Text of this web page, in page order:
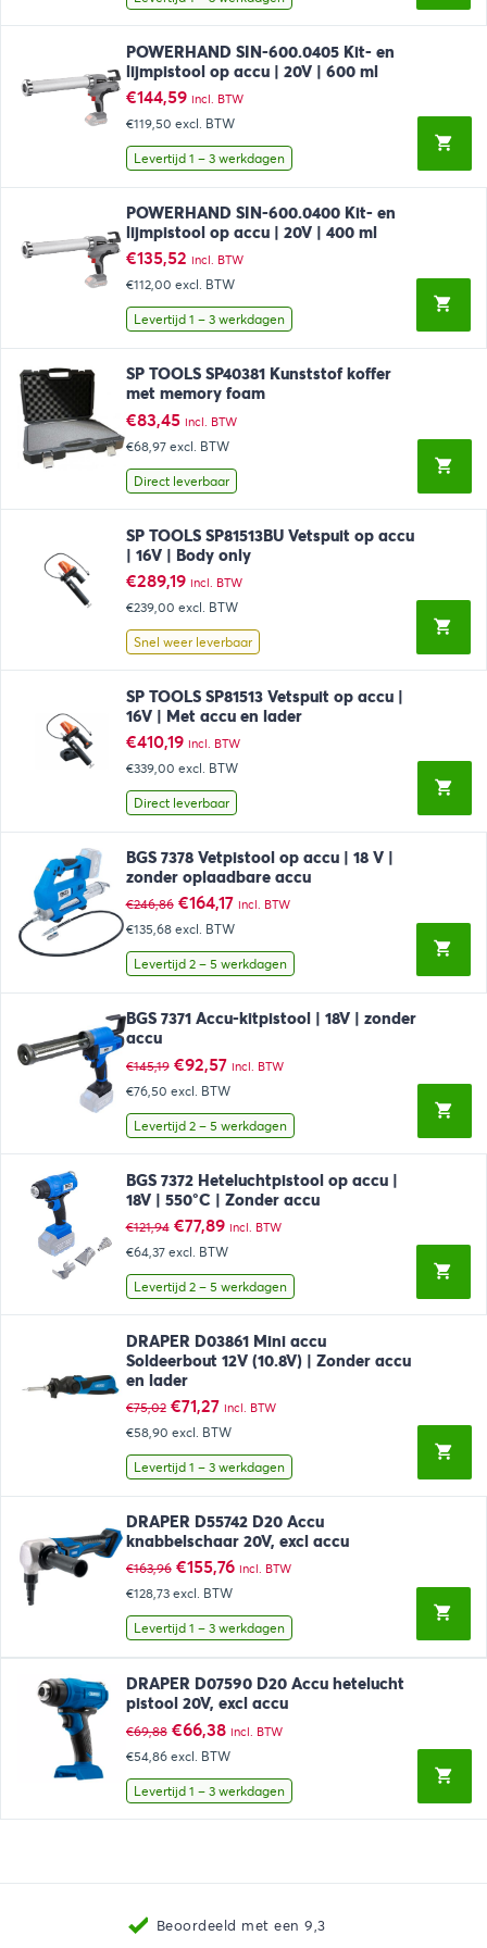
POWERHAND SIN-600.0405 Kit- en
lijmpistool op accu | 20V | 600 ml
€144,59 incl. BTW
€119,50 excl. BTW
Levertijd 1 – 3 werkdagen
POWERHAND SIN-600.0400 Kit- en
lijmpistool op accu | 20V | 400 ml
€135,52 incl. BTW
€112,00 excl. BTW
Levertijd 1 – 3 werkdagen
SP TOOLS SP40381 Kunststof koffer
met memory foam
€83,45 incl. BTW
€68,97 excl. BTW
Direct leverbaar
SP TOOLS SP81513BU Vetspuit op accu
| 16V | Body only
€289,19 incl. BTW
€239,00 excl. BTW
Snel weer leverbaar
SP TOOLS SP81513 Vetspuit op accu |
16V | Met accu en lader
€410,19 incl. BTW
€339,00 excl. BTW
Direct leverbaar
BGS 7378 Vetpistool op accu | 18 V |
zonder oplaadbare accu
€246,86 Oorspronkelijke
prijs
was:
€246,86.
€164,17Huidige
prijs
is:
€164,17.
incl. BTW
€135,68 excl. BTW
Levertijd 2 – 5 werkdagen
BGS 7371 Accu-kitpistool | 18V | zonder
accu
€145,19 Oorspronkelijke
prijs
was:
€145,19.
€92,57Huidige
prijs
is:
€92,57.
incl. BTW
€76,50 excl. BTW
Levertijd 2 – 5 werkdagen
BGS 7372 Heteluchtpistool op accu |
18V | 550°C | Zonder accu
€121,94 Oorspronkelijke
prijs
was:
€121,94.
€77,89Huidige
prijs
is:
€77,89.
incl. BTW
€64,37 excl. BTW
Levertijd 2 – 5 werkdagen
DRAPER D03861 Mini accu
Soldeerbout 12V (10.8V) | Zonder accu
en lader
€75,02 Oorspronkelijke
prijs
was:
€75,02.
€71,27Huidige
prijs
is:
€71,27.
incl. BTW
€58,90 excl. BTW
Levertijd 1 – 3 werkdagen
DRAPER D55742 D20 Accu
knabbelschaar 20V, excl accu
€163,96 Oorspronkelijke
prijs
was:
€163,96.
€155,76Huidige
€155,76.
incl. BTW
€128,73 excl. BTW
Levertijd 1 – 3 werkdagen
DRAPER D07590 D20 Accu hetelucht
pistool 20V, excl accu
€69,88 Oorspronkelijke
prijs
was:
€69,88.
€66,38Huidige
prijs
is:
€66,38.
incl. BTW
€54,86 excl. BTW
Levertijd 1 – 3 werkdagen
Beoordeeld met een 9,3